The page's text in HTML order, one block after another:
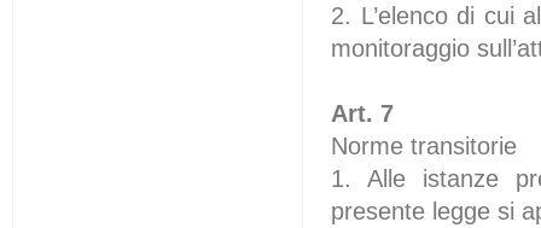
2. L’elenco di cui
monitoraggio
Art. 7
Norme transitorie
1. Alle istanze
presente legge si